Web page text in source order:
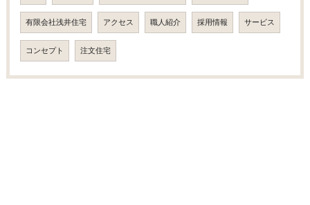
有限会社浅井住宅 アクセス 職人紹介 採用情報 サービス
コンセプト 注文住宅